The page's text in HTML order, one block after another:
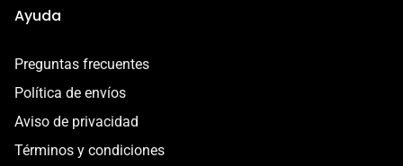
Ayuda
Preguntas frecuentes
Política de envíos
Aviso de privacidad
Términos y condiciones